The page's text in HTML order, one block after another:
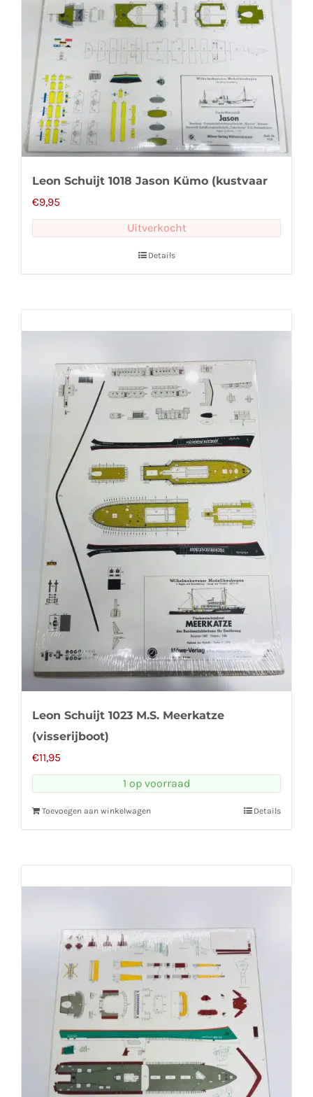
Leon Schuijt 1018 Jason Kümo (kustvaar
€9,95
Uitverkocht
Details
Leon Schuijt 1023 M.S. Meerkatze
(visserijboot)
€11,95
1 op voorraad
Toevoegen aan winkelwagen Details